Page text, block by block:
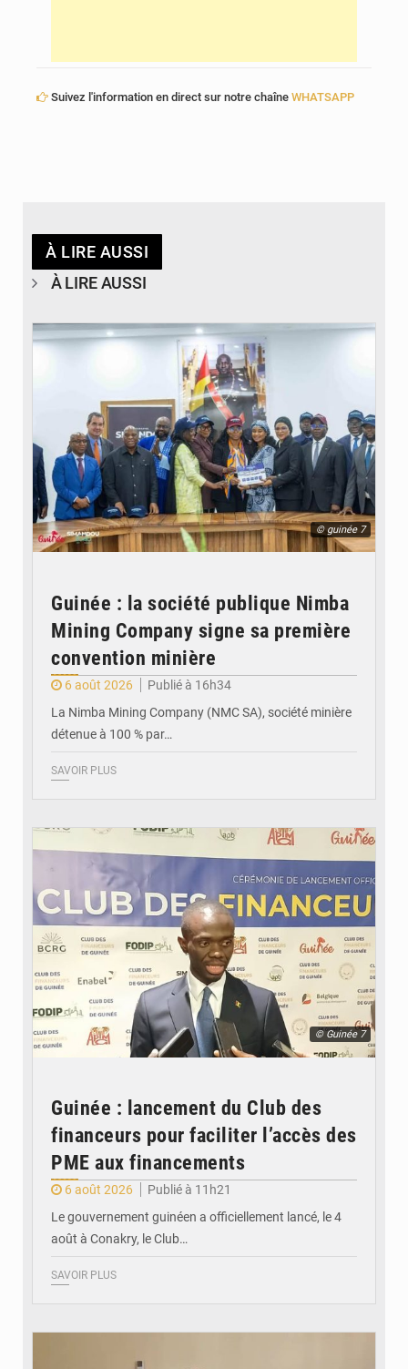
Suivez l'information en direct sur notre chaîne WHATSAPP
À LIRE AUSSI
À LIRE AUSSI
© guinée 7
Guinée : la société publique Nimba
Mining Company signe sa première
convention minière
6 août 2026
Publié à 16h34
La Nimba Mining Company (NMC SA), société minière
détenue à 100 % par…
SAVOIR PLUS
© Guinée 7
Guinée : lancement du Club des
financeurs pour faciliter l’accès des
PME aux financements
6 août 2026
Publié à 11h21
Le gouvernement guinéen a officiellement lancé, le 4
août à Conakry, le Club…
SAVOIR PLUS